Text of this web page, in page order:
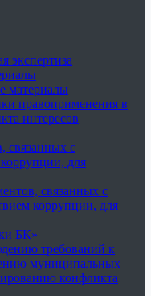
экспертиза
материалы
правоприменения в
интересов
связанных с
для
связанных с
коррупции, для
БК»
требований к
муниципальных
конфликта